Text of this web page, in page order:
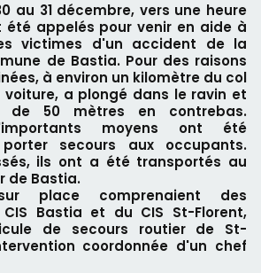
au 31 décembre, vers une heure
été appelés pour venir en aide à
victimes d'un accident de la
de Bastia. Pour des raisons
à environ un kilomètre du col
voiture, a plongé dans le ravin et
50 mètres en contrebas.
moyens ont été
secours aux occupants.
ils ont a été transportés au
de Bastia.
place comprenaient des
Bastia et du CIS St-Florent,
de secours routier de St-
coordonnée d'un chef